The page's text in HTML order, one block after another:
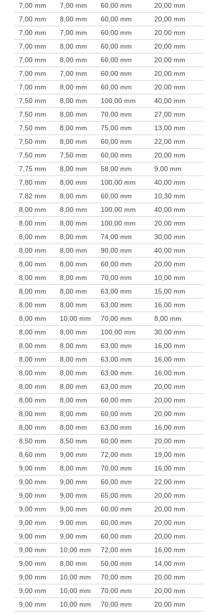
7,00 mm 7,00 mm 60,00 mm 20,00 mm
7,00 mm
8,00 mm 60,00 mm 20,00 mm
7,00 mm
7,00 mm 60,00 mm 20,00 mm
7,00 mm
8,00 mm 60,00 mm 20,00 mm
7,00 mm
8,00 mm 60,00 mm 20,00 mm
7,00 mm
7,00 mm 60,00 mm 20,00 mm
7,00 mm
8,00 mm 60,00 mm 20,00 mm
7,50 mm
8,00 mm 100,00 mm 40,00 mm
7,50 mm
8,00 mm 70,00 mm 27,00 mm
7,50 mm
8,00 mm 75,00 mm 13,00 mm
7,50 mm
8,00 mm 60,00 mm 22,00 mm
7,50 mm
7,50 mm 60,00 mm 20,00 mm
7,75 mm
8,00 mm 58,00 mm 9,00 mm
7,80 mm
8,00 mm 100,00 mm 40,00 mm
7,82 mm
8,00 mm 60,00 mm 10,30 mm
8,00 mm
8,00 mm 100,00 mm 40,00 mm
8,00 mm
8,00 mm 100,00 mm 20,00 mm
8,00 mm
8,00 mm 74,00 mm 30,00 mm
8,00 mm
8,00 mm 90,00 mm 40,00 mm
8,00 mm
8,00 mm 60,00 mm 20,00 mm
8,00 mm
8,00 mm 70,00 mm 10,00 mm
8,00 mm
8,00 mm 63,00 mm 15,00 mm
8,00 mm
8,00 mm 63,00 mm 16,00 mm
8,00 mm
10,00 mm 70,00 mm 8,00 mm
8,00 mm
8,00 mm 100,00 mm 30,00 mm
8,00 mm
8,00 mm 63,00 mm 16,00 mm
8,00 mm
8,00 mm 63,00 mm 16,00 mm
8,00 mm
8,00 mm 63,00 mm 16,00 mm
8,00 mm
8,00 mm 63,00 mm 20,00 mm
8,00 mm
8,00 mm 60,00 mm 20,00 mm
8,00 mm
8,00 mm 60,00 mm 20,00 mm
8,00 mm
8,00 mm 63,00 mm 16,00 mm
8,50 mm
8,50 mm 60,00 mm 20,00 mm
8,60 mm
9,00 mm 72,00 mm 19,00 mm
9,00 mm
8,00 mm 70,00 mm 16,00 mm
9,00 mm
9,00 mm 60,00 mm 22,00 mm
9,00 mm
9,00 mm 65,00 mm 20,00 mm
9,00 mm
9,00 mm 60,00 mm 20,00 mm
9,00 mm
9,00 mm 60,00 mm 20,00 mm
9,00 mm
9,00 mm 60,00 mm 20,00 mm
9,00 mm
10,00 mm 72,00 mm 16,00 mm
9,00 mm
8,00 mm 50,00 mm 14,00 mm
9,00 mm
10,00 mm 70,00 mm 20,00 mm
9,00 mm
10,00 mm 70,00 mm 20,00 mm
9,00 mm
10,00 mm 70,00 mm 20,00 mm